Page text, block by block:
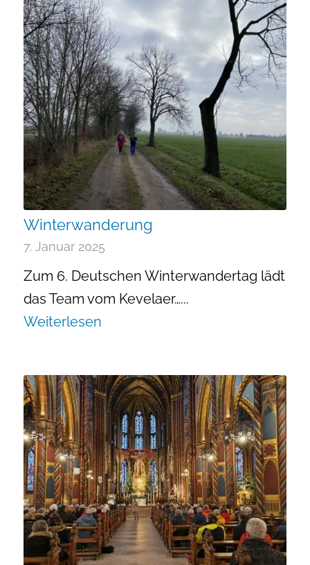
Winterwanderung
7. Januar 2025
Zum 6. Deutschen Winterwandertag lädt
das Team vom Kevelaer…...
Weiterlesen